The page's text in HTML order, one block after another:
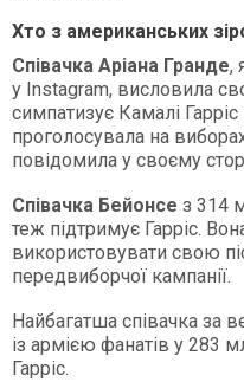
Хто з американських
Співачка Аріана Гранде,
у Instagram, висловила
симпатизує Камалі
проголосувала на
повідомила у своєму
Співачка Бейонсе з 314
теж підтримує Гарріс.
використовувати свою
передвиборчої кампанії.
Найбагатша співачка за
із армією фанатів у 283
Гарріс.